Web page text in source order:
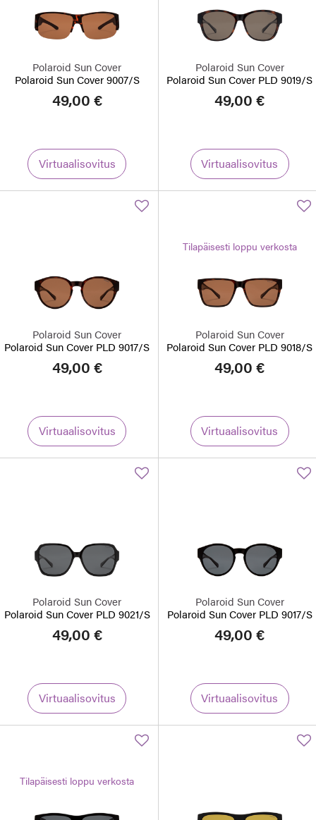
Polaroid Sun Cover
Polaroid Sun Cover 9007/S
49,00 €
Virtuaalisovitus
Polaroid Sun Cover
Polaroid Sun Cover PLD 9019/S
49,00 €
Virtuaalisovitus
Polaroid Sun Cover
Polaroid Sun Cover PLD 9017/S
49,00 €
Virtuaalisovitus
Tilapäisesti loppu verkosta
Polaroid Sun Cover
Polaroid Sun Cover PLD 9018/S
49,00 €
Virtuaalisovitus
Polaroid Sun Cover
Polaroid Sun Cover PLD 9021/S
49,00 €
Virtuaalisovitus
Polaroid Sun Cover
Polaroid Sun Cover PLD 9017/S
49,00 €
Virtuaalisovitus
Tilapäisesti loppu verkosta